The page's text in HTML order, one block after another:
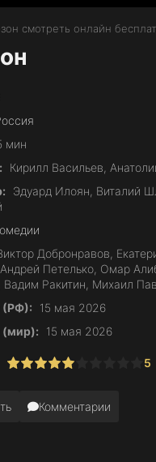
смотреть онлайн
мин
Кирилл Васильев,
Эдуард Илоян, Виталий
Добронравов,
Петелько, Омар
Ракитин, Михаил
(РФ):
15 мая 2026
(мир):
15 мая 2026
7 8 9 10 5
Комментарии